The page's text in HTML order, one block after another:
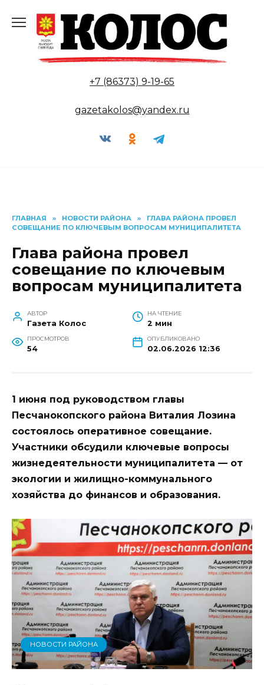
содержанию
+7 (86373) 9-19-65
gazetakolos@yandex.ru
ГЛАВНАЯ » НОВОСТИ РАЙОНА »
ГЛАВА РАЙОНА ПРОВЕЛ
СОВЕЩАНИЕ ПО КЛЮЧЕВЫМ ВОПРОСАМ МУНИЦИПАЛИТЕТА
Глава района провел
совещание по ключевым
вопросам муниципалитета
АВТОР
Газета Колос
НА ЧТЕНИЕ
2 мин
ПРОСМОТРОВ
54
ОПУБЛИКОВАНО
02.06.2026 12:36
1 июня под руководством главы
Песчанокопского района Виталия Лозина
состоялось оперативное совещание.
Участники обсудили ключевые вопросы
жизнедеятельности муниципалитета — от
экологии и жилищно-коммунального
хозяйства до финансов и образования.
НОВОСТИ РАЙОНА